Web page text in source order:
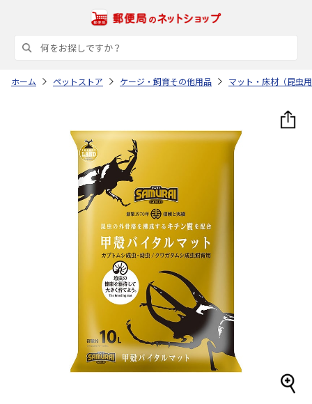
ホーム ペットストア ケージ・飼育その他用品 マット・床材（昆虫